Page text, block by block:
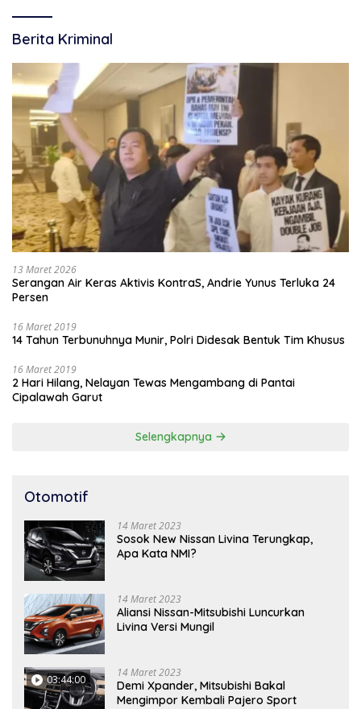
Berita Kriminal
13 Maret 2026
Serangan Air Keras Aktivis KontraS, Andrie Yunus Terluka 24
Persen
16 Maret 2019
14 Tahun Terbunuhnya Munir, Polri Didesak Bentuk Tim Khusus
16 Maret 2019
2 Hari Hilang, Nelayan Tewas Mengambang di Pantai
Cipalawah Garut
Selengkapnya
Otomotif
14 Maret 2023
Sosok New Nissan Livina Terungkap,
Apa Kata NMI?
14 Maret 2023
Aliansi Nissan-Mitsubishi Luncurkan
Livina Versi Mungil
03:44:00 14 Maret 2023
Demi Xpander, Mitsubishi Bakal
Mengimpor Kembali Pajero Sport